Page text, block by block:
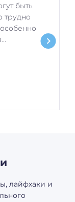
быть
трудно
лайфхаки и